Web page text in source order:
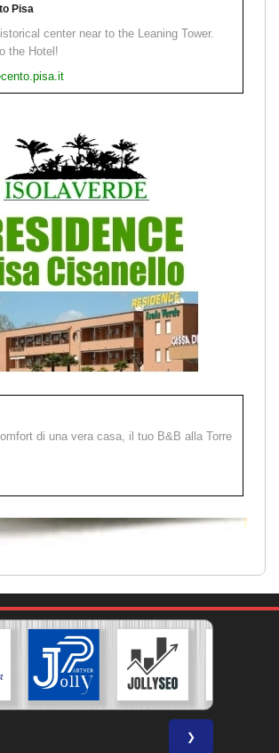
Pisa
center near to the Leaning Tower.
the Hotel!
di una vera casa, il tuo B&B alla Torre
❯